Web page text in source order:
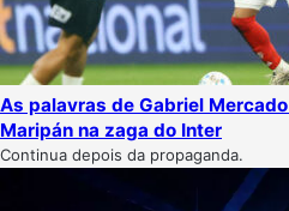
As palavras de Gabriel
Maripán na zaga do Inter
Continua depois da propaganda.